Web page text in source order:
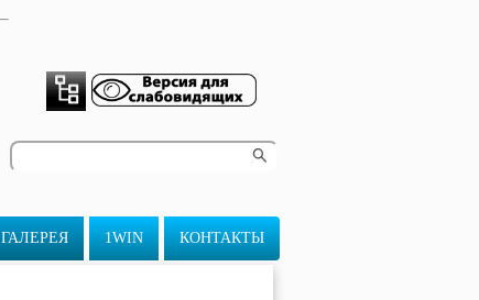
ГАЛЕРЕЯ 1WIN КОНТАКТЫ